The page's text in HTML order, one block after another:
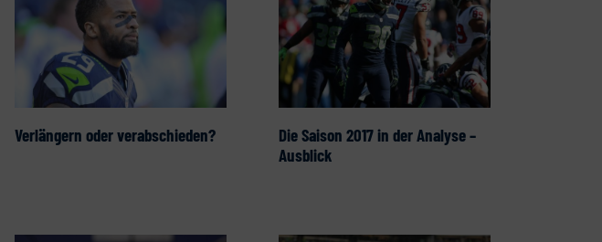
Verlängern oder verabschieden?
Die Saison 2017 in der Analyse –
Ausblick